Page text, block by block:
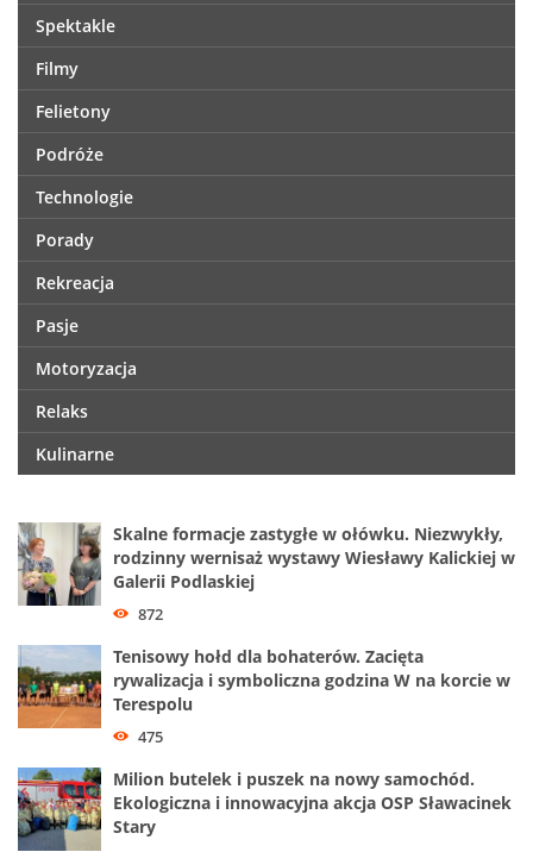
Spektakle
Filmy
Felietony
Podróże
Technologie
Porady
Rekreacja
Pasje
Motoryzacja
Relaks
Kulinarne
Skalne formacje zastygłe w ołówku. Niezwykły,
rodzinny wernisaż wystawy Wiesławy Kalickiej w
Galerii Podlaskiej
872
Tenisowy hołd dla bohaterów. Zacięta
rywalizacja i symboliczna godzina W na korcie w
Terespolu
475
Milion butelek i puszek na nowy samochód.
Ekologiczna i innowacyjna akcja OSP Sławacinek
Stary